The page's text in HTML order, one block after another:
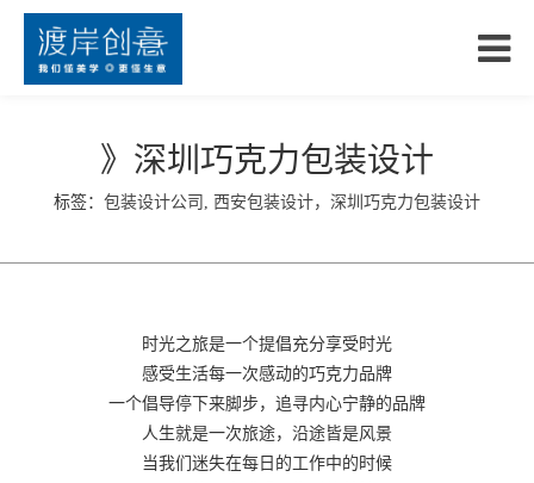
》深圳巧克力包装设计
标签： 包装设计公司 , 西安包装设计，深圳巧克力包装设计
时光之旅是一个提倡充分享受时光
感受生活每一次感动的巧克力品牌
一个倡导停下来脚步，追寻内心宁静的品牌
人生就是一次旅途，沿途皆是风景
当我们迷失在每日的工作中的时候